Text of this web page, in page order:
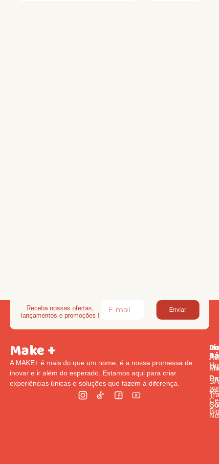
Receba nossas ofertas,
lançamentos e promoções !
Enviar
Make +
A MAKE+ é mais do que um nome, é a nossa promessa de
inovar e ir além do esperado. Estamos aqui para criar
experiências únicas e soluções que fazem a diferença.
Av